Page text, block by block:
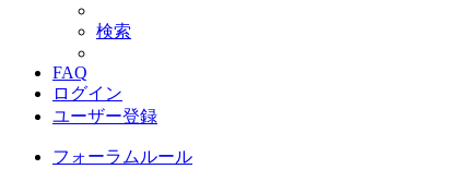
検索
FAQ
ログイン
ユーザー登録
フォーラムルール